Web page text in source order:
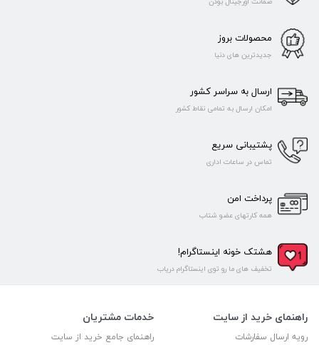
محصولات بروز
جدیدترین های دنیا
ارسال به سراسر کشور
امکان ارسال به تمامی نقاط کشور
پشتیبانی سریع
تماس در ساعات اداری
پرداخت امن
همه کارتهای عضو شتاب
هشتک خونه اینستاگرام!
تخفیف های ما رو توی اینستاگرام دریاب
راهنمای خرید از سایت
رویه ارسال سفارشات
خدمات مشتریان
راهنمای جامع خرید از سایت